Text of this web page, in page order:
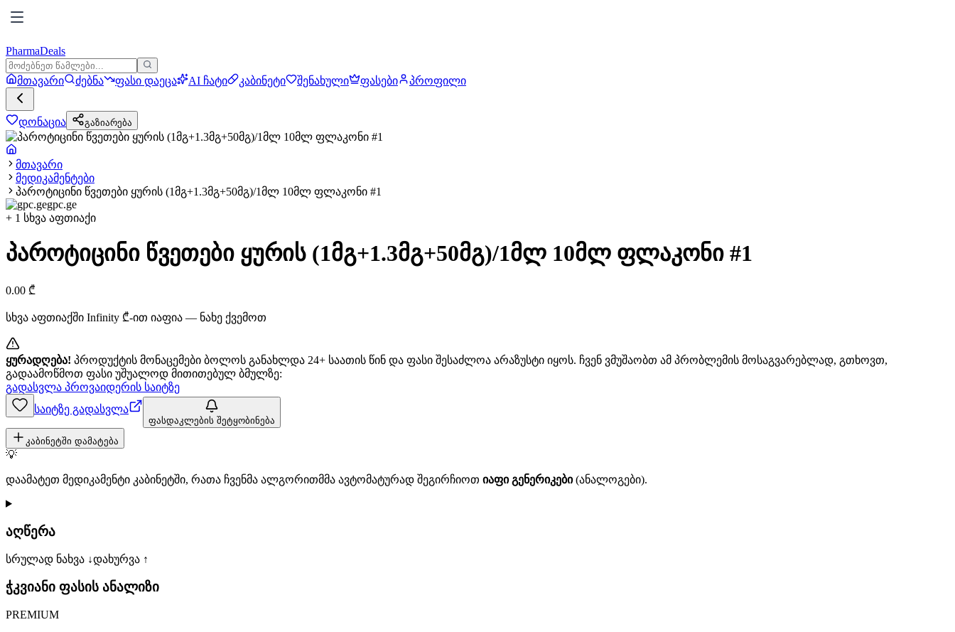
PharmaDeals
მთავარი ძებნა ფასი დაეცა AI ჩატი კაბინეტი შენახული ფასები პროფილი
დონაცია გაზიარება
მთავარი
მედიკამენტები
პაროტიცინი წვეთები ყურის (1მგ+1.3მგ+50მგ)/1მლ 10მლ ფლაკონი #1
gpc.ge
+ 1 სხვა აფთიაქი
პაროტიცინი წვეთები ყურის (1მგ+1.3მგ+50მგ)/1მლ 10მლ ფლაკონი #1
0.00 ₾
სხვა აფთიაქში Infinity ₾-ით იაფია — ნახე ქვემოთ
ყურადღება! პროდუქტის მონაცემები ბოლოს განახლდა 24+ საათის წინ და ფასი შესაძლოა არაზუსტი იყოს. ჩვენ ვმუშაობთ ამ პრობლემის მოსაგვარებლად, გთხოვთ,
გადაამოწმოთ ფასი უშუალოდ მითითებულ ბმულზე:
გადასვლა პროვაიდერის საიტზე
საიტზე გადასვლა
ფასდაკლების შეტყობინება
კაბინეტში დამატება
💡
დაამატეთ მედიკამენტი კაბინეტში, რათა ჩვენმა ალგორითმმა ავტომატურად შეგირჩიოთ იაფი გენერიკები(ანალოგები).
აღწერა
სრულად ნახვა ↓დახურვა ↑
ჭკვიანი ფასის ანალიზი
PREMIUM